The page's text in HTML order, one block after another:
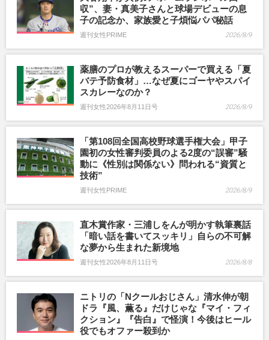
収”、妻・真美子さんと球場デビューの息
子の記念か、家族愛と子煩悩パパ秘話
週刊女性PRIME 2026/8/9
薬膳のプロが教えるスーパーで買える「夏
バテ予防食材」…なぜ夏にゴーヤやスパイ
スカレーなのか？
週刊女性2026年8月11日号 2026/8/9
「第108回全国高校野球選手権大会」甲子
園初の女性審判委員のよる2度の“誤審”騒
動に《性別は関係ない》問われる“資質と
技術”
週刊女性PRIME 2026/8/9
直木賞作家・三浦しをんが明かす執筆裏話
「暗い話を書いてスッキリ」自らの不可解
な夢から生まれた新境地
週刊女性2026年8月11日号 2026/8/8
ニトリの「Nクールおじさん」清水伸が朝
ドラ『風、薫る』だけじゃな『マイ・フィ
クション』『告白』で怪演！今後はヒール
役でもオファー殺到か